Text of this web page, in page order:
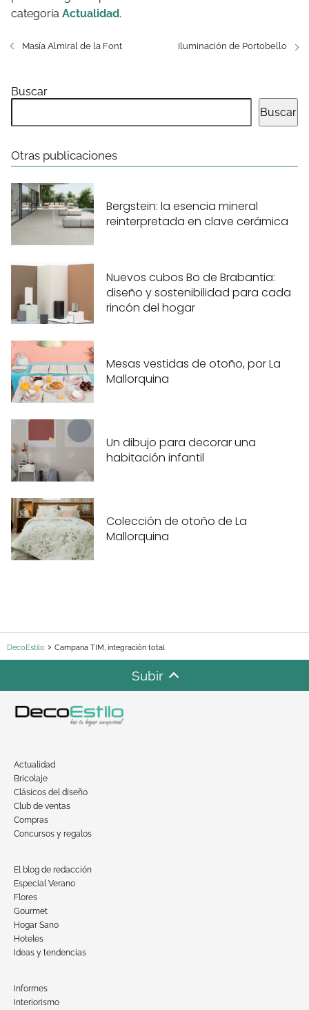
categoría Actualidad.
Masía Almiral de la Font Iluminación de Portobello
Buscar
Buscar
Otras publicaciones
Bergstein: la esencia mineral
reinterpretada en clave cerámica
Nuevos cubos Bo de Brabantia:
diseño y sostenibilidad para cada
rincón del hogar
Mesas vestidas de otoño, por La
Mallorquina
Un dibujo para decorar una
habitación infantil
Colección de otoño de La
Mallorquina
DecoEstilo Campana TIM, integración total
Subir
Actualidad
Bricolaje
Clásicos del diseño
Club de ventas
Compras
Concursos y regalos
El blog de redacción
Especial Verano
Flores
Gourmet
Hogar Sano
Hoteles
Ideas y tendencias
Informes
Interiorismo